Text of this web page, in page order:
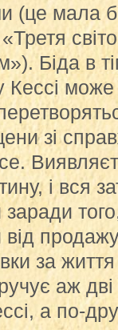
(це мала
Біда в
може
зі
і вся
заради
за
аж
а по-